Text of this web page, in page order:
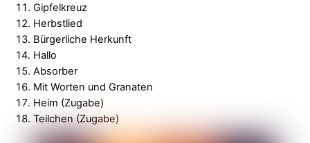
Gipfelkreuz
Herbstlied
Bürgerliche Herkunft
Hallo
Absorber
Mit Worten und Granaten
Heim (Zugabe)
Teilchen (Zugabe)